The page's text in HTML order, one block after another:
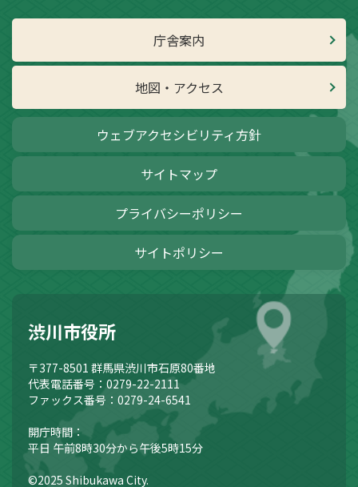
庁舎案内
地図・アクセス
ウェブアクセシビリティ方針
サイトマップ
プライバシーポリシー
サイトポリシー
渋川市役所
〒377-8501 群馬県渋川市石原80番地
代表電話番号：0279-22-2111
ファックス番号：0279-24-6541
開庁時間：
平日 午前8時30分から午後5時15分
©2025 Shibukawa City.